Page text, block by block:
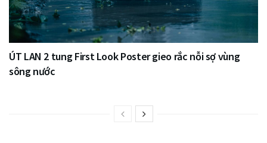
ÚT LAN 2 tung First Look Poster gieo rắc nỗi sợ vùng
sông nước